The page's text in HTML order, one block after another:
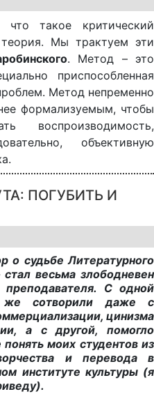
что такое критический
Мы трактуем эти
. Метод – это
приспособленная
Метод непременно
формализуемым, чтобы
воспроизводимость,
объективную
ПОГУБИТЬ И
о судьбе Литературного
весьма злободневен
С одной
сотворили даже с
цинизма
а с другой, помогло
моих студентов из
и перевода в
институте культуры (я